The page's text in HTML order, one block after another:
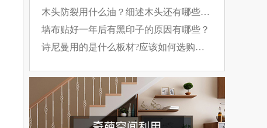
特点是什么？
木头防裂用什么油？细述木头还有哪些防
裂方法
墙布贴好一年后有黑印子的原因有哪些？
诗尼曼用的是什么板材?应该如何选购板